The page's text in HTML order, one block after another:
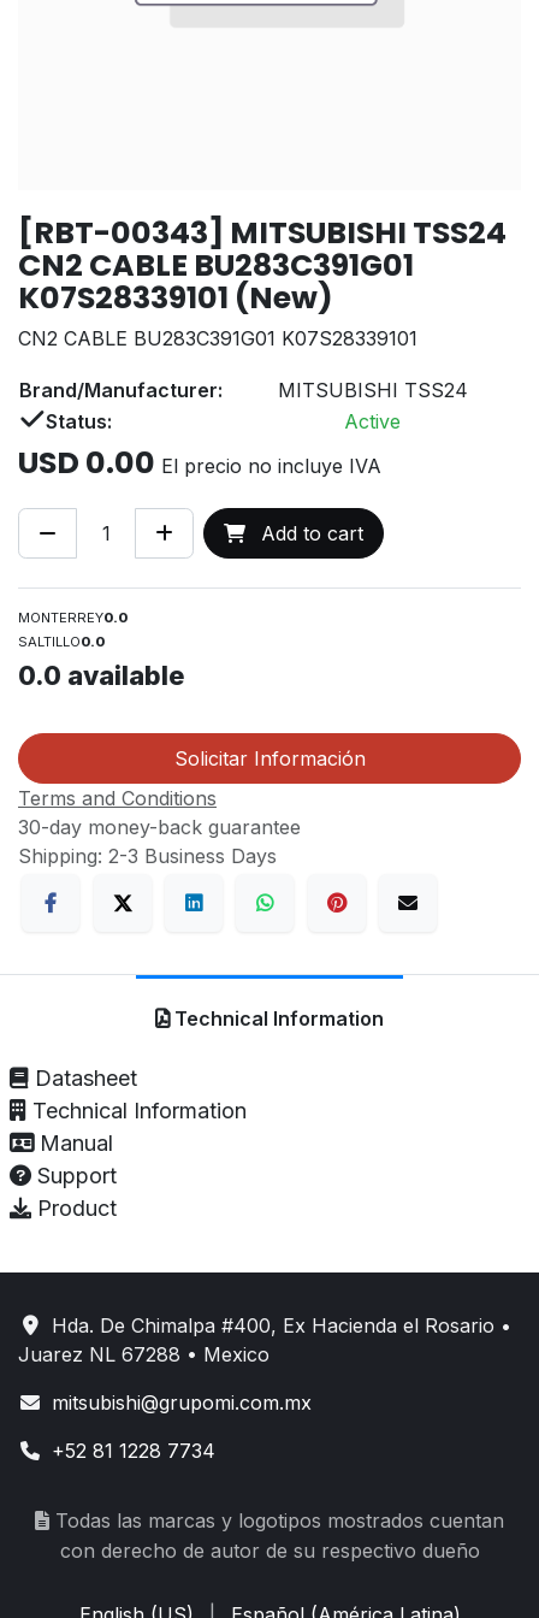
[RBT-00343] MITSUBISHI TSS24
CN2 CABLE BU283C391G01
K07S28339101 (New)
CN2 CABLE BU283C391G01 K07S28339101
Brand/Manufacturer:
MITSUBISHI TSS24
Status:
Active
USD 0.00 El precio no incluye IVA
Add to cart
MONTERREY0.0
SALTILLO0.0
0.0 available
Solicitar Información
Terms and Conditions
30-day money-back guarantee
Shipping: 2-3 Business Days
Technical Information
Datasheet
Technical Information
Manual
Support
Product
Hda. De Chimalpa #400, Ex Hacienda el Rosario •
Juarez NL 67288 • Mexico
mitsubishi@grupomi.com.mx
+52 81 1228 7734
Todas las marcas y logotipos mostrados cuentan
con derecho de autor de su respectivo dueño